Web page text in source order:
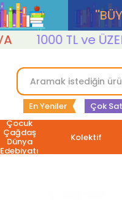
1000 TL ve ÜZERİ
En Yeniler Çok
Çocuk
Çağdaş
Dünya
Edebiyatı
Kolektif